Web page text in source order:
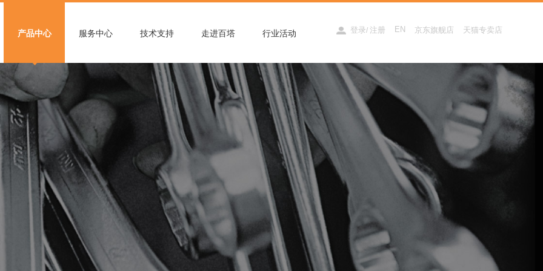
天猫专卖店
京东旗舰店
EN
登录/ 注册
产品中心 服务中心 技术支持 走进百塔 行业活动